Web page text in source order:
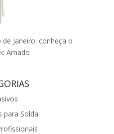
Janeiro: conheça o
Amado
para Solda